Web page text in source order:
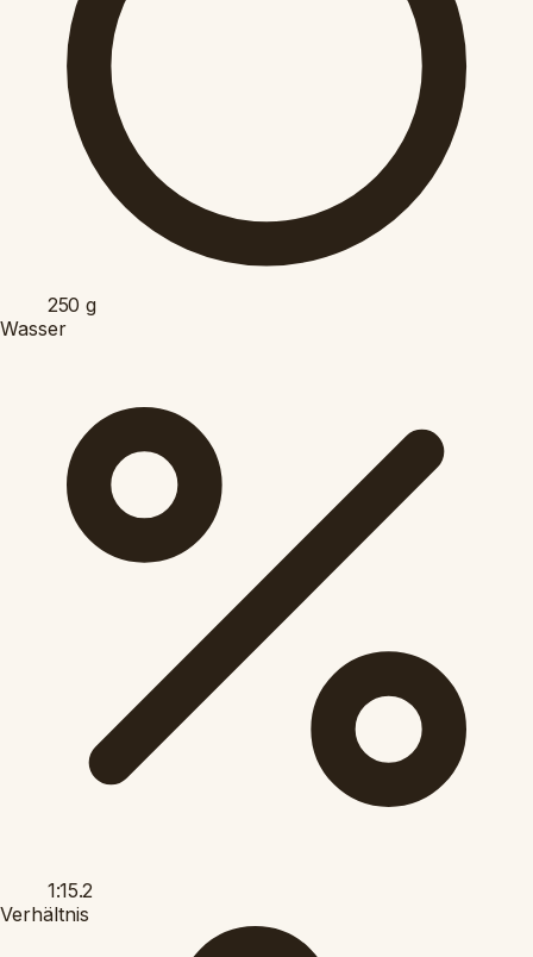
250 g
Wasser
1:15.2
Verhältnis